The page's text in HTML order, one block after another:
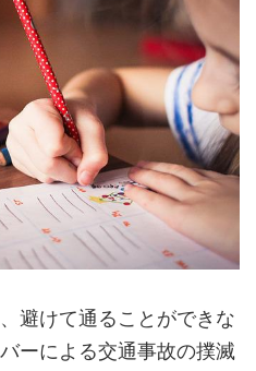
避けて通ることができな
ーによる交通事故の撲滅